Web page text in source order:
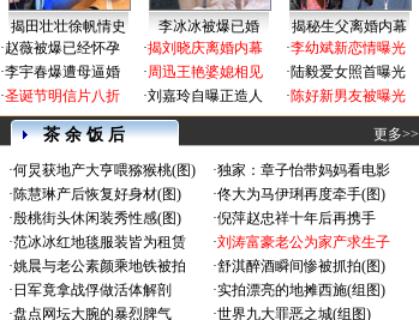
揭田壮壮徐帆情史 李冰冰被爆已婚
揭秘生父离婚内幕
·赵薇被爆已经怀孕
·李宇春爆遭母逼婚
·圣诞节明信片八折
·揭刘晓庆离婚内幕
·周迅王艳婆媳相见
·刘嘉玲自曝正造人
·李幼斌新恋情曝光
·陆毅爱女照首曝光
·陈好新男友被曝光
茶 余 饭 后 更多>>
·何炅获地产大亨喂猕猴桃(图) ·独家：章子怡带妈妈看电影
·陈慧琳产后恢复好身材(图) ·佟大为马伊琍再度牵手(图)
·殷桃街头休闲装秀性感(图) ·倪萍赵忠祥十年后再携手
·范冰冰红地毯服装皆为租赁 ·刘涛富豪老公为家产求生子
·姚晨与老公素颜乘地铁被拍 ·舒淇醉酒瞬间惨被抓拍(图)
· 日军竟拿战俘做活体解剖 ·实拍漂亮的地摊西施(组图)
·盘点网坛大腕的暴烈脾气 ·世界九大罪恶之城(组图)